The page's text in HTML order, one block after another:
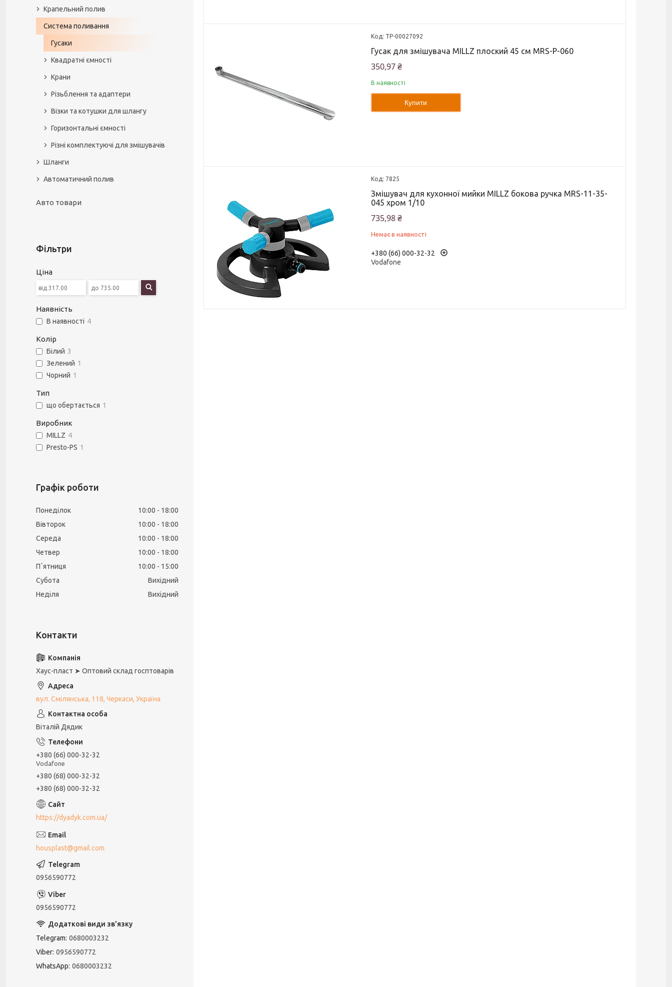
ТР-00027092
Гусак для змішувача MILLZ плоский 45 см MRS-P-060
350,97 ₴
В наявності
Купити
7825
Змішувач для кухонної мийки MILLZ бокова ручка MRS-11-35-
045 хром 1/10
735,98 ₴
Немає в наявності
+380 (66) 000-32-32
Vodafone
Крапельний полив
Система поливання
Гусаки
Квадратні ємності
Крани
Різьблення та адаптери
Візки та котушки для шлангу
Горизонтальні ємності
Різні комплектуючі для змішувачів
Шланги
Автоматичний полив
Авто товари
Фільтри
Ціна
Наявність
В наявності 4
Колір
Білий 3
Зелений 1
Чорний 1
Тип
що обертається 1
Виробник
MILLZ 4
Presto-PS 1
Графік роботи
Понеділок 10:00
18:00
Вівторок
10:00
18:00
Середа
10:00
18:00
Четвер
10:00
18:00
Пʼятниця
10:00
15:00
Субота
Вихідний
Неділя
Вихідний
Хаус-пласт ➤ Оптовий склад госптоварів
вул. Смілянська, 118, Черкаси, Україна
Віталій Дядик
+380 (66) 000-32-32
Vodafone
+380 (68) 000-32-32
+380 (68) 000-32-32
https://dyadyk.com.ua/
housplast@gmail.com
0956590772
0956590772
Telegram 0680003232
Viber 0956590772
WhatsApp 0680003232